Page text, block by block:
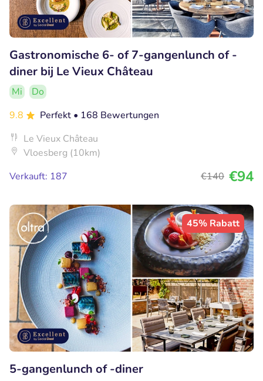
Gastronomische 6- of 7-gangenlunch of -
diner bij Le Vieux Château
Mi
Do
9.8
Perfekt • 168 Bewertungen
Le Vieux Château
Vloesberg (10km)
Verkauft: 187
€140 €94
45% Rabatt
5-gangenlunch of -diner